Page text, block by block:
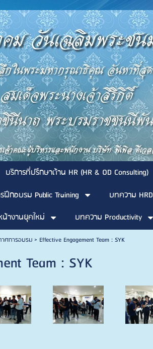
บริการที่ปรึกษาด้าน HR (HR & OD Consulting)
กอบรม Public Training บทความ HRD
างานยุคใหม่ บทความ Productivity
ศการอบรม> Effective Engagement Team : SYK
Team : SYK